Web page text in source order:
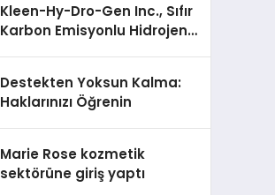
Kleen-Hy-Dro-Gen Inc., Sıfır
Karbon Emisyonlu Hidrojen
Aldı
Destekten Yoksun Kalma:
Haklarınızı Öğrenin
Marie Rose kozmetik
sektörüne giriş yaptı